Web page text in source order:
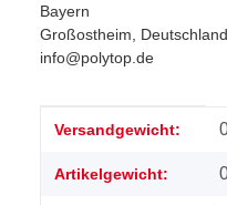
Bayern
Großostheim,
info@polytop.de
Produkteigenschaft
Wert
Versandgewicht:
Artikelgewicht: